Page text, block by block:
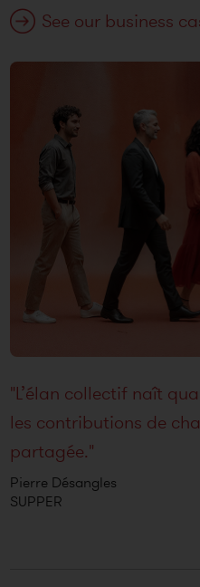
See our business
"L’élan collectif naît
les contributions de
partagée."
Pierre Désangles
SUPPER